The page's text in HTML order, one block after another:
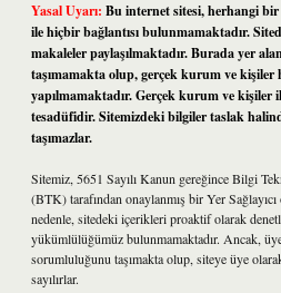
Yasal Uyarı: Bu internet sitesi, herhangi
ile hiçbir bağlantısı bulunmamaktadır.
makaleler paylaşılmaktadır. Burada yer
taşımamakta olup, gerçek kurum ve kişiler
yapılmamaktadır. Gerçek kurum ve kişiler
tesadüfidir. Sitemizdeki bilgiler taslak
taşımazlar.
Sitemiz, 5651 Sayılı Kanun gereğince Bilgi
(BTK) tarafından onaylanmış bir Yer
nedenle, sitedeki içerikleri proaktif olarak
yükümlülüğümüz bulunmamaktadır. Ancak,
sorumluluğunu taşımakta olup, siteye üye
sayılırlar.